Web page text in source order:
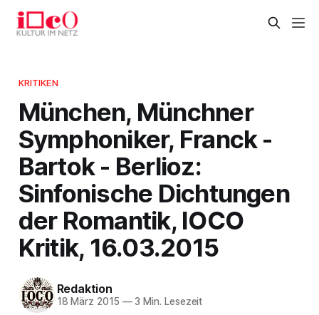
KRITIKEN
München, Münchner
Symphoniker, Franck -
Bartok - Berlioz:
Sinfonische Dichtungen
der Romantik, IOCO
Kritik, 16.03.2015
Redaktion
18 März 2015 —3 Min. Lesezeit